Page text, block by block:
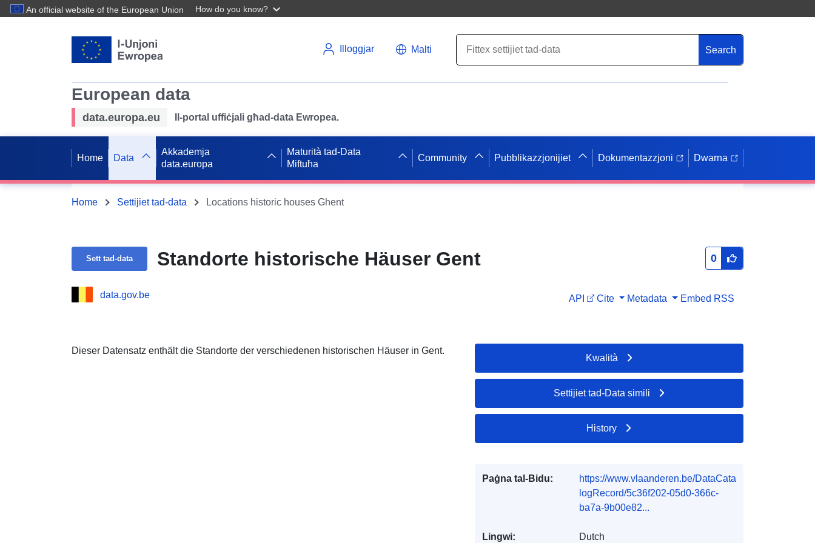
An official website of the European Union How do you know?
Illoggjar Malti Search
European data
data.europa.eu Il-portal uffiċjali għad-data Ewropea.
Home Data
Akkademja
data.europa
Maturità tad-Data
Miftuħa
Community Pubblikazzjonijiet Dokumentazzjoni Dwarna
Home Settijiet tad-data Locations historic houses Ghent
Sett tad-data Standorte historische Häuser Gent 0
data.gov.be API Cite Metadata Embed RSS
Dieser Datensatz enthält die Standorte der verschiedenen historischen Häuser in Gent.
Kwalità
Settijiet tad-Data simili
History
Paġna tal-Bidu:
https://www.vlaanderen.be/DataCata
logRecord/5c36f202-05d0-366c-
ba7a-9b00e82...
Lingwi: Dutch